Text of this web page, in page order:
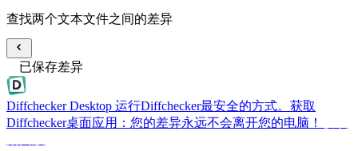
查找两个文本文件之间的差异
已保存差异
Diffchecker Desktop 运行Diffchecker最安全的方式。获取
Diffchecker桌面应用：您的差异永远不会离开您的电脑！